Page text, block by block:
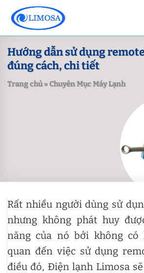
content
Hướng dẫn sử dụng
đúng cách, chi tiết
Trang chủ»Chuyên Mục Máy Lạnh
Rất nhiều người dùng sử
nhưng không phát huy
năng của nó bởi không có
quan đến việc sử dụng
điều đó, Điện lạnh Limosa